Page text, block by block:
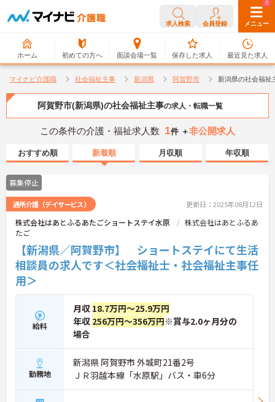
求人検索 会員登録 メニュー
ホーム 初めての方へ 面談会場一覧
0
保存した求人
0
最近見た求人
マイナビ介護職 社会福祉主事 新潟県 阿賀野市 新潟県の社会福祉
阿賀野市(新潟県)の社会福祉主事の求人・転職一覧
この条件の介護・福祉求人数 1件 ＋非公開求人
おすすめ順 新着順 月収順 年収順
募集停止
通所介護（デイサービス） 更新日：2025年08月12日
株式会社はあとふるあたごショートステイ水原
株式会社はあとふるあ
たご
【新潟県／阿賀野市】 ショートステイにて生活
相談員の求人です＜社会福祉士・社会福祉主事任
用＞
給料
月収 18.7万円～25.9万円
年収 256万円～356万円※賞与2.0ヶ月分の
場合
勤務地
新潟県 阿賀野市 外城町21番2号
ＪＲ羽越本線「水原駅」バス・車6分